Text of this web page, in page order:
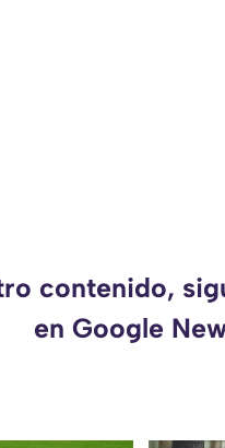
contenido,
en Google